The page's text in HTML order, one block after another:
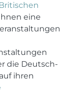
eine
die Deutsch-
ihren